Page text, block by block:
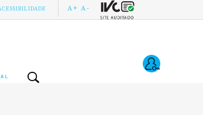
A+ A-